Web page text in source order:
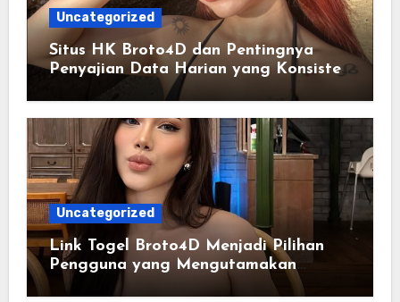
Uncategorized
Situs HK Broto4D dan Pentingnya
Penyajian Data Harian yang Konsisten
Uncategorized
Link Togel Broto4D Menjadi Pilihan
Pengguna yang Mengutamakan
Kemudahan